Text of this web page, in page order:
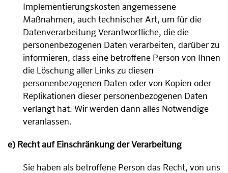
Implementierungskosten angemessene
Maßnahmen, auch technischer Art, um für die
Datenverarbeitung Verantwortliche, die die
personenbezogenen Daten verarbeiten, darüber zu
informieren, dass eine betroffene Person von Ihnen
die Löschung aller Links zu diesen
personenbezogenen Daten oder von Kopien oder
Replikationen dieser personenbezogenen Daten
verlangt hat. Wir werden dann alles Notwendige
veranlassen.
e) Recht auf Einschränkung der Verarbeitung
Sie haben als betroffene Person das Recht, von uns